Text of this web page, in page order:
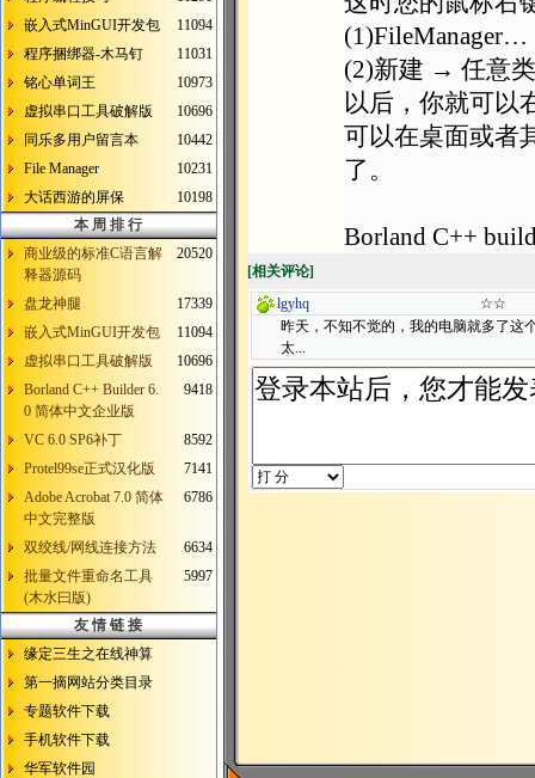
嵌入式MinGUI开发包
11094
程序捆绑器-木马钉
11031
铭心单词王
10973
虚拟串口工具破解版
10696
同乐多用户留言本
10442
File Manager
10231
大话西游的屏保
10198
本 周 排 行
商业级的标准C语言解
释器源码
20520
盘龙神腿
17339
嵌入式MinGUI开发包
11094
虚拟串口工具破解版
10696
Borland C++ Builder 6.
0 简体中文企业版
9418
VC 6.0 SP6补丁
8592
Protel99se正式汉化版
7141
Adobe Acrobat 7.0 简体
中文完整版
6786
双绞线/网线连接方法
6634
批量文件重命名工具
(木水曰版)
5997
友 情 链 接
缘定三生之在线神算
第一摘网站分类目录
专题软件下载
手机软件下载
华军软件园
(1)FileManager…
(2)新建 → 任意
以后，你就可以
可以在桌面或者
了。
Borland C++
[相关评论]
lgyhq
☆☆
昨天，不知不觉的，我的电脑就多了这
太...